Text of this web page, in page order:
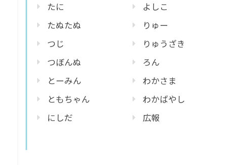
たに
たぬたぬ
つじ
つぼんぬ
とーみん
ともちゃん
にしだ
よしこ
りゅー
りゅうざき
ろん
わかさま
わかばやし
広報